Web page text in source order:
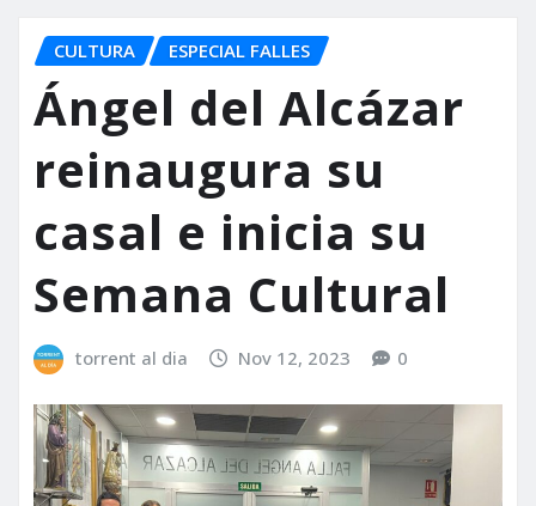
CULTURA ESPECIAL FALLES
Ángel del Alcázar
reinaugura su
casal e inicia su
Semana Cultural
torrent al dia Nov 12, 2023 0